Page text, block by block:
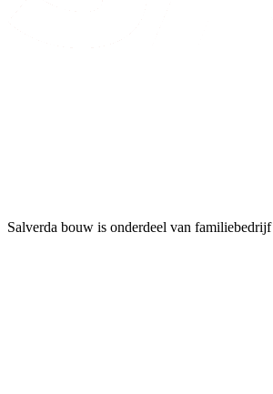
Salverda bouw is onderdeel van familiebedrijf